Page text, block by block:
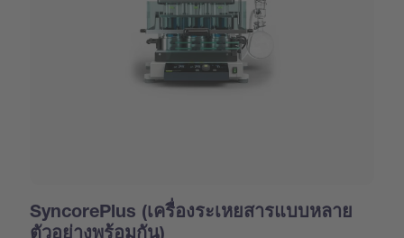
SyncorePlus (เครื่องระเหยสารแบบหลาย